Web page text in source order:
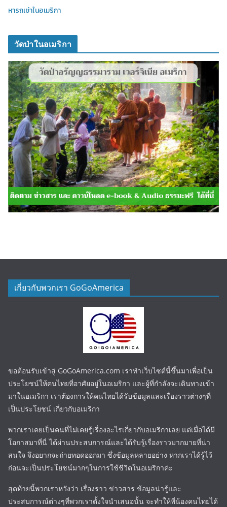
หารถเช่าในอเมริกา
วัดป่าในอเมริกา
เกี่ยวกับพวกเรา GoGoAmerica
ขอต้อนรับเข้าสู่ GoGoAmerica.com เราทำเว็บไซต์นี้ขึ้นมาเพื่อเป็น
ประโยชน์ให้คนไทยที่อาศัยอยู่ในอเมริกา และผู้ที่กำลังจะเดินทางเข้า
มาในอเมริกา เราต้องการให้คนไทยได้รับข้อมูลและเรื่องราวต่างๆที่
เป็นประโยชน์ เกี่ยวกับอเมริกา
พวกเราเคยเป็นคนที่ไม่เคยรู้เรื่องอะไรเกี่ยวกับอเมริกาเลย แต่เมื่อได้มี
โอกาสมาที่นี่ ได้ผ่านประสบการณ์และได้รับรู้เรื่องราวมากมายที่น่า
สนใจ จึงอยากจะถ่ายทอดออกมา ซึ่งข้อมูลหลายอย่าง หากเราได้รู้ไว้
ก่อนจะเป็นประโยชน์มากๆในการใช้ชีวิตในอเมริกาค่ะ
สุดท้ายนี้พวกเราหวังว่า เรื่องราว ข่าวสาร ข้อมูลน่ารู้และ
ประสบการณ์ต่างๆที่พวกเราตั้งใจนำเสนอนั้น จะทำให้พี่น้องคนไทยได้